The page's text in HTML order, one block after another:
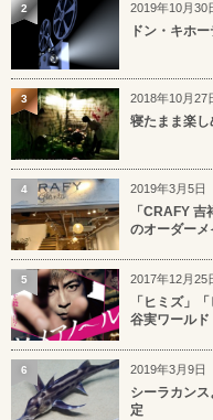
2019年10月30
ドン・キホ
2
2018年10月27
寝たまま楽し
3
2019年3月5日
「CRAFY
のオーダー
4
2017年12月25
「ヒミズ」
谷実ワールド
5
2019年3月9日
シーラカン
定
6